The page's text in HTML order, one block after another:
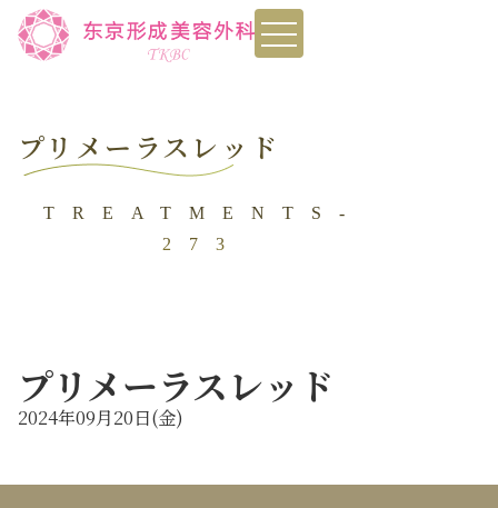
toggle
navigation
プリメーラスレッド
TREATMENTS-
273
プリメーラスレッド
2024年09月20日(金)